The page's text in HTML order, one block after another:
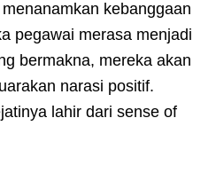
kebanggaan
pegawai merasa menjadi
bermakna, mereka akan
narasi positif.
lahir dari sense of